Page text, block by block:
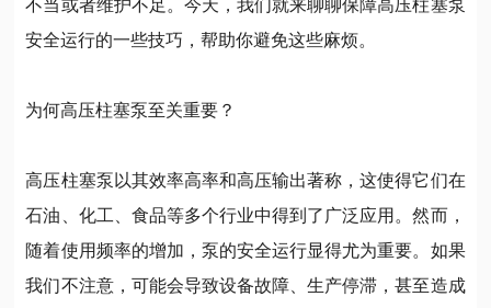
不当或者维护不足。今天，我们就来聊聊保障高压柱塞泵
安全运行的一些技巧，帮助你避免这些麻烦。
为何高压柱塞泵至关重要？
高压柱塞泵以其效率高率和高压输出著称，这使得它们在
石油、化工、食品等多个行业中得到了广泛应用。然而，
随着使用频率的增加，泵的安全运行显得尤为重要。如果
我们不注意，可能会导致设备故障、生产停滞，甚至造成